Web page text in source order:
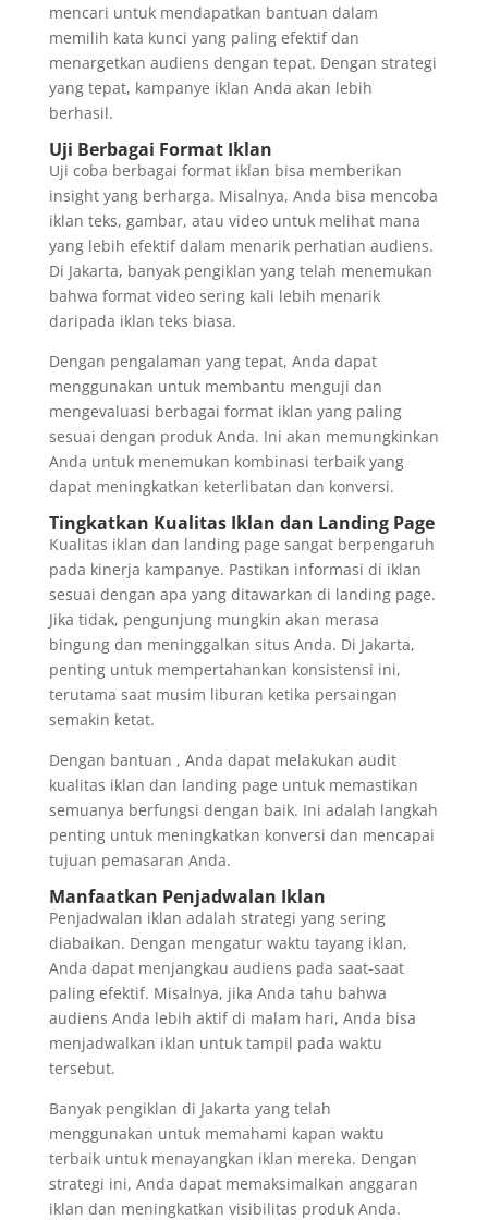
mencari untuk mendapatkan bantuan dalam
memilih kata kunci yang paling efektif dan
menargetkan audiens dengan tepat. Dengan strategi
yang tepat, kampanye iklan Anda akan lebih
berhasil.
Uji Berbagai Format Iklan
Uji coba berbagai format iklan bisa memberikan
insight yang berharga. Misalnya, Anda bisa mencoba
iklan teks, gambar, atau video untuk melihat mana
yang lebih efektif dalam menarik perhatian audiens.
Di Jakarta, banyak pengiklan yang telah menemukan
bahwa format video sering kali lebih menarik
daripada iklan teks biasa.
Dengan pengalaman yang tepat, Anda dapat
menggunakan untuk membantu menguji dan
mengevaluasi berbagai format iklan yang paling
sesuai dengan produk Anda. Ini akan memungkinkan
Anda untuk menemukan kombinasi terbaik yang
dapat meningkatkan keterlibatan dan konversi.
Tingkatkan Kualitas Iklan dan Landing Page
Kualitas iklan dan landing page sangat berpengaruh
pada kinerja kampanye. Pastikan informasi di iklan
sesuai dengan apa yang ditawarkan di landing page.
Jika tidak, pengunjung mungkin akan merasa
bingung dan meninggalkan situs Anda. Di Jakarta,
penting untuk mempertahankan konsistensi ini,
terutama saat musim liburan ketika persaingan
semakin ketat.
Dengan bantuan , Anda dapat melakukan audit
kualitas iklan dan landing page untuk memastikan
semuanya berfungsi dengan baik. Ini adalah langkah
penting untuk meningkatkan konversi dan mencapai
tujuan pemasaran Anda.
Manfaatkan Penjadwalan Iklan
Penjadwalan iklan adalah strategi yang sering
diabaikan. Dengan mengatur waktu tayang iklan,
Anda dapat menjangkau audiens pada saat-saat
paling efektif. Misalnya, jika Anda tahu bahwa
audiens Anda lebih aktif di malam hari, Anda bisa
menjadwalkan iklan untuk tampil pada waktu
tersebut.
Banyak pengiklan di Jakarta yang telah
menggunakan untuk memahami kapan waktu
terbaik untuk menayangkan iklan mereka. Dengan
strategi ini, Anda dapat memaksimalkan anggaran
iklan dan meningkatkan visibilitas produk Anda.